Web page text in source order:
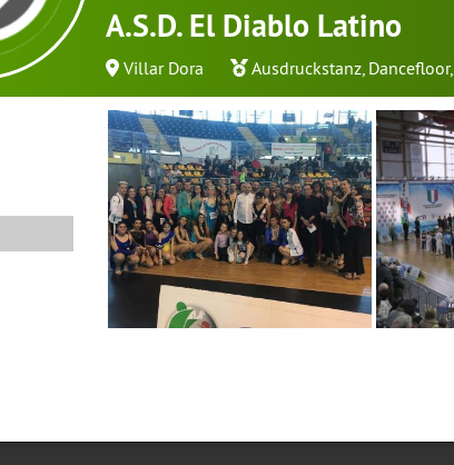
A.S.D. El Diablo Latino
Villar Dora Ausdruckstanz, Dancefloor,